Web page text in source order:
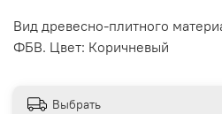
Вид древесно-плитного
ФБВ. Цвет: Коричневый
Выбрать